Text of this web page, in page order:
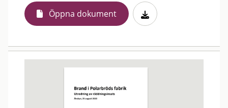
Öppna dokument